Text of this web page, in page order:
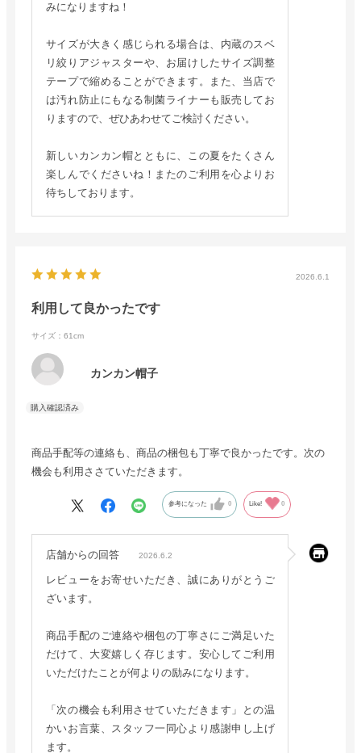
みになりますね！
サイズが大きく感じられる場合は、内蔵のスベ
リ絞りアジャスターや、お届けしたサイズ調整
テープで縮めることができます。また、当店で
は汚れ防止にもなる制菌ライナーも販売してお
りますので、ぜひあわせてご検討ください。
新しいカンカン帽とともに、この夏をたくさん
楽しんでくださいね！またのご利用を心よりお
待ちしております。
2026.6.1
利用して良かったです
サイズ：61cm
カンカン帽子
商品手配等の連絡も、商品の梱包も丁寧で良かったです。次の
機会も利用ささていただきます。
参考になった 0 Like! 0
店舗からの回答 2026.6.2
レビューをお寄せいただき、誠にありがとうご
ざいます。
商品手配のご連絡や梱包の丁寧さにご満足いた
だけて、大変嬉しく存じます。安心してご利用
いただけたことが何よりの励みになります。
「次の機会も利用させていただきます」との温
かいお言葉、スタッフ一同心より感謝申し上げ
ます。